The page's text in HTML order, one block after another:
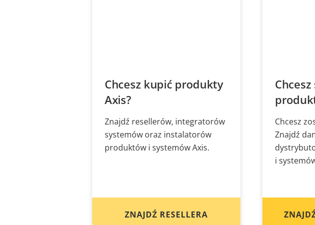
Chcesz kupić produkty
Axis?
Znajdź resellerów, integratorów
systemów oraz instalatorów
produktów i systemów Axis.
ZNAJDŹ RESELLERA
Chcesz
Znajdź
i